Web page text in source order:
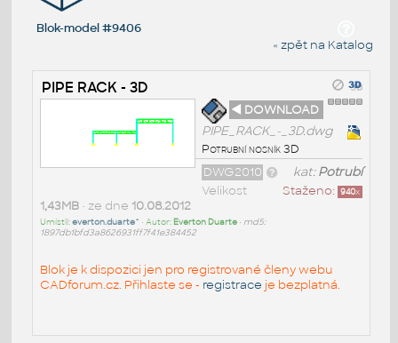
Blok-model #9406
« zpět na Katalog
PIPE RACK - 3D
◄ DOWNLOAD
PIPE_RACK_-_3D.dwg
Potrubní nosník 3D
kat:Potrubí
DWG2010
Staženo: 940x
Velikost
1,43MB• ze dne 10.08.2012
Umístil:everton.duarte^ • Autor: Everton Duarte• md5:
1897db1bfd3a8626931ff7f41e384452
Blok je k dispozici jen pro registrované členy webu
CADforum.cz. Přihlaste se - registrace je bezplatná.